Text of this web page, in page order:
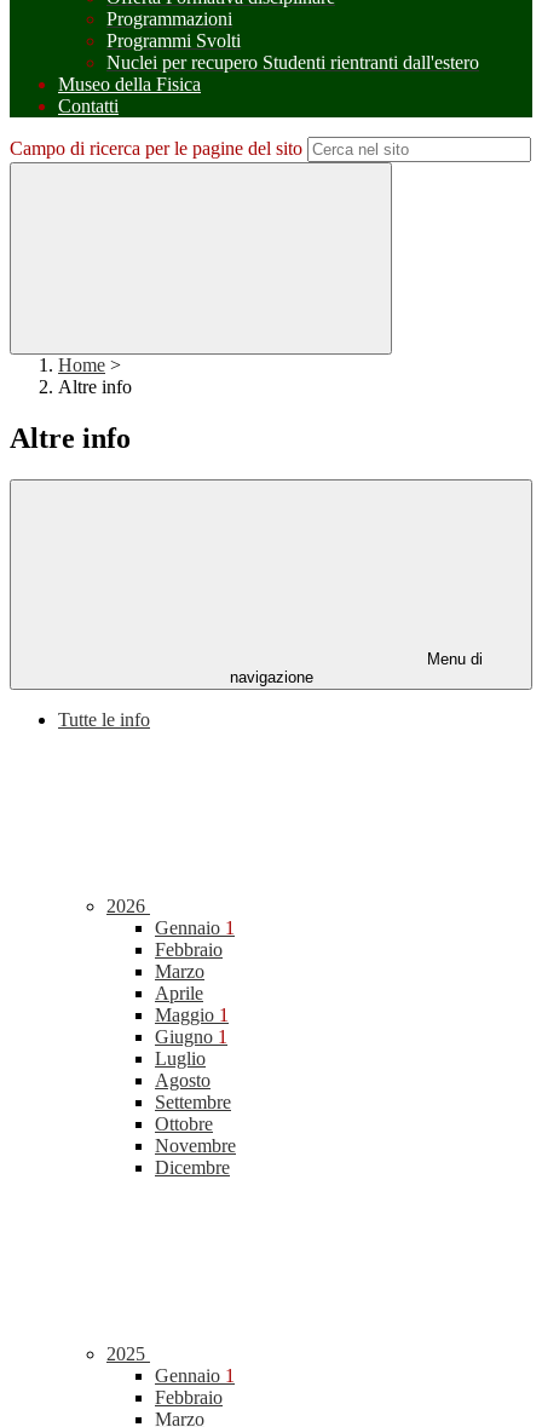
Programmazioni
Programmi Svolti
Nuclei per recupero Studenti rientranti dall'estero
Museo della Fisica
Contatti
Campo di ricerca per le pagine del sito
Home >
Altre info
Altre info
Menu di
navigazione
Tutte le info
2026
Gennaio 1
Febbraio
Marzo
Aprile
Maggio 1
Giugno 1
Luglio
Agosto
Settembre
Ottobre
Novembre
Dicembre
2025
Gennaio 1
Febbraio
Marzo